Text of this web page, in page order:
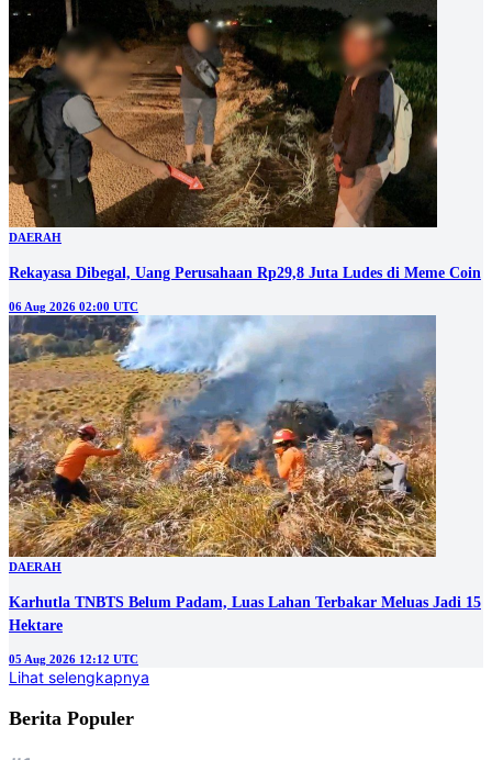
DAERAH
Rekayasa Dibegal, Uang Perusahaan Rp29,8 Juta Ludes di Meme Coin
06 Aug 2026 02:00 UTC
DAERAH
Karhutla TNBTS Belum Padam, Luas Lahan Terbakar Meluas Jadi 15
Hektare
05 Aug 2026 12:12 UTC
Lihat selengkapnya
Berita Populer